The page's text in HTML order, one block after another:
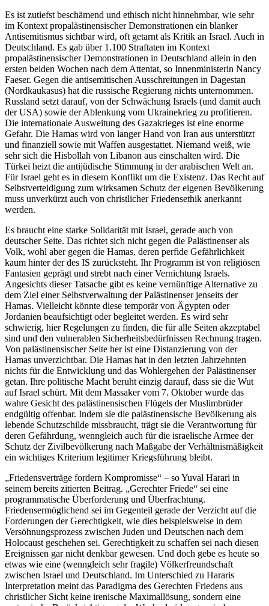
Es ist zutiefst beschämend und ethisch nicht hinnehmbar, wie sehr
im Kontext propalästinensischer Demonstrationen ein blanker
Antisemitismus sichtbar wird, oft getarnt als Kritik an Israel. Auch in
Deutschland. Es gab über 1.100 Straftaten im Kontext
propalästinensischer Demonstrationen in Deutschland allein in den
ersten beiden Wochen nach dem Attentat, so Innenministerin Nancy
Faeser. Gegen die antisemitischen Ausschreitungen in Dagestan
(Nordkaukasus) hat die russische Regierung nichts unternommen.
Russland setzt darauf, von der Schwächung Israels (und damit auch
der USA) sowie der Ablenkung vom Ukrainekrieg zu profitieren.
Die internationale Ausweitung des Gazakrieges ist eine enorme
Gefahr. Die Hamas wird von langer Hand von Iran aus unterstützt
und finanziell sowie mit Waffen ausgestattet. Niemand weiß, wie
sehr sich die Hisbollah von Libanon aus einschalten wird. Die
Türkei heizt die antijüdische Stimmung in der arabischen Welt an.
Für Israel geht es in diesem Konflikt um die Existenz. Das Recht auf
Selbstverteidigung zum wirksamen Schutz der eigenen Bevölkerung
muss unverkürzt auch von christlicher Friedensethik anerkannt
werden.
Es braucht eine starke Solidarität mit Israel, gerade auch von
deutscher Seite. Das richtet sich nicht gegen die Palästinenser als
Volk, wohl aber gegen die Hamas, deren perfide Gefährlichkeit
kaum hinter der des IS zurücksteht. Ihr Programm ist von religiösen
Fantasien geprägt und strebt nach einer Vernichtung Israels.
Angesichts dieser Tatsache gibt es keine vernünftige Alternative zu
dem Ziel einer Selbstverwaltung der Palästinenser jenseits der
Hamas. Vielleicht könnte diese temporär von Ägypten oder
Jordanien beaufsichtigt oder begleitet werden. Es wird sehr
schwierig, hier Regelungen zu finden, die für alle Seiten akzeptabel
sind und den vulnerablen Sicherheitsbedürfnissen Rechnung tragen.
Von palästinensischer Seite her ist eine Distanzierung von der
Hamas unverzichtbar. Die Hamas hat in den letzten Jahrzehnten
nichts für die Entwicklung und das Wohlergehen der Palästinenser
getan. Ihre politische Macht beruht einzig darauf, dass sie die Wut
auf Israel schürt. Mit dem Massaker vom 7. Oktober wurde das
wahre Gesicht des palästinensischen Flügels der Muslimbrüder
endgültig offenbar. Indem sie die palästinensische Bevölkerung als
lebende Schutzschilde missbraucht, trägt sie die Verantwortung für
deren Gefährdung, wenngleich auch für die israelische Armee der
Schutz der Zivilbevölkerung nach Maßgabe der Verhältnismäßigkeit
ein wichtiges Kriterium legitimer Kriegsführung bleibt.
„Friedensverträge fordern Kompromisse“ – so Yuval Harari in
seinem bereits zitierten Beitrag. „Gerechter Friede“ sei eine
programmatische Überforderung und Überfrachtung.
Friedensermöglichend sei im Gegenteil gerade der Verzicht auf die
Forderungen der Gerechtigkeit, wie dies beispielsweise in dem
Versöhnungsprozess zwischen Juden und Deutschen nach dem
Holocaust geschehen sei. Gerechtigkeit zu schaffen sei nach diesen
Ereignissen gar nicht denkbar gewesen. Und doch gebe es heute so
etwas wie eine (wenngleich sehr fragile) Völkerfreundschaft
zwischen Israel und Deutschland. Im Unterschied zu Hararis
Interpretation meint das Paradigma des Gerechten Friedens aus
christlicher Sicht keine irenische Maximallösung, sondern eine